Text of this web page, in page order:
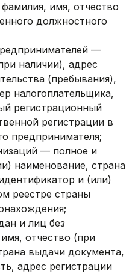
имя, отчество
должностного
—
наличии), адрес
(пребывания),
налогоплательщика,
регистрационный
регистрации в
предпринимателя;
— полное и
наименование, страна
и (или)
реестре страны
и лиц без
отчество (при
выдачи документа,
адрес регистрации